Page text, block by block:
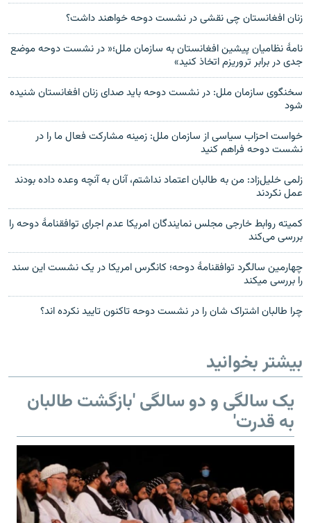
زنان افغانستان چی نقشی در نشست دوحه خواهند داشت؟
نامهٔ نظامیان پیشین افغانستان به سازمان ملل؛« در نشست دوحه موضع
جدی در برابر تروریزم اتخاذ کنید»
سخنگوی سازمان ملل: در نشست دوحه باید صدای زنان افغانستان شنیده
شود
خواست احزاب سیاسی از سازمان ملل: زمینه مشارکت فعال ما را در
نشست دوحه فراهم کنید
زلمی خلیل‌زاد: من به طالبان اعتماد نداشتم، آنان به آنچه وعده داده بودند
عمل نکردند
کمیته روابط خارجی مجلس نمایندگان امریکا عدم اجرای توافقنامۀ دوحه را
بررسی می‌کند
چهارمین سالگرد توافقنامهٔ دوحه؛ کانگرس امریکا در یک نشست این سند
را بررسی میکند
چرا طالبان اشتراک شان را در نشست دوحه تاکنون تایید نکرده اند؟
بیشتر بخوانید
یک سالگی و دو سالگی 'بازگشت طالبان
به قدرت'